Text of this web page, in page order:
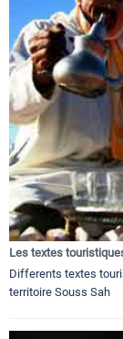
Les textes
Differents textes
territoire Souss Sah